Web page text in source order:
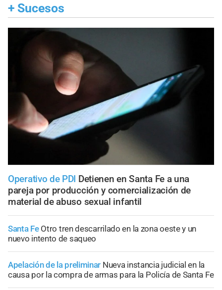
+ Sucesos
Operativo de PDI Detienen en Santa Fe a una
pareja por producción y comercialización de
material de abuso sexual infantil
Santa Fe Otro tren descarrilado en la zona oeste y un
nuevo intento de saqueo
Apelación de la preliminar Nueva instancia judicial en la
causa por la compra de armas para la Policía de Santa Fe